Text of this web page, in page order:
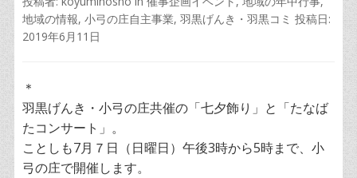
地域の情報, 小弓の庄自主事業, 羽黒げんき・羽黒コミ 投稿日:
2019年6月11日
＊
羽黒げんき・小弓の庄共催の「七夕飾り」と「たなば
たコンサート」。
ことしも7月７日（日曜日）午後3時から5時まで、小
弓の庄で開催します。